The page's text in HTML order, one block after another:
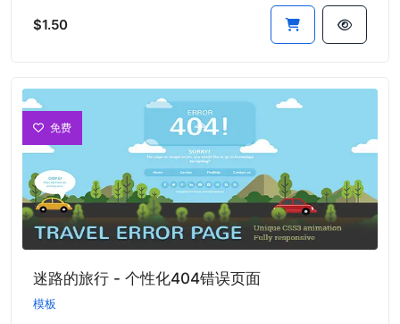
$1.50
免费
迷路的旅行 - 个性化404错误页面
模板